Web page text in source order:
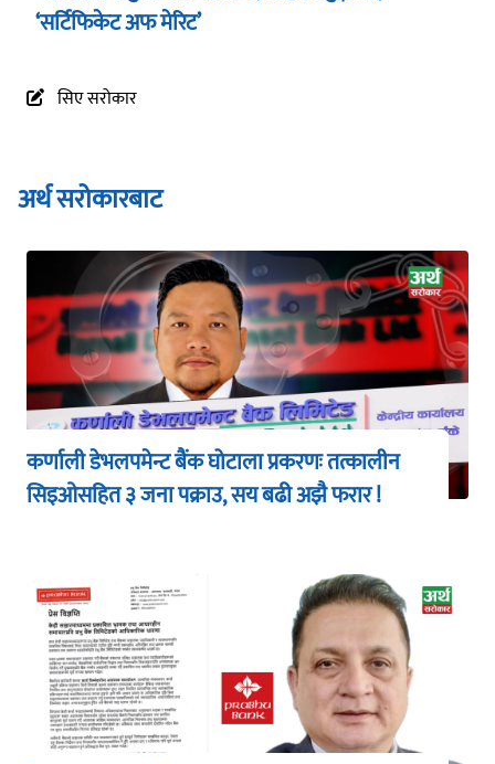
‘सर्टिफिकेट अफ मेरिट’
सिए सरोकार
अर्थ सरोकारबाट
कर्णाली डेभलपमेन्ट बैंक घोटाला प्रकरणः तत्कालीन
सिइओसहित ३ जना पक्राउ, सय बढी अझै फरार !